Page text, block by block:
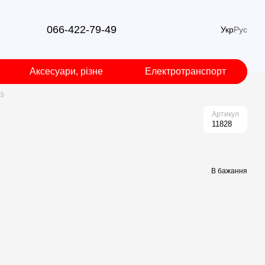
066-422-79-49 УкрРус
Аксесуари, різне Електротранспорт
Артикул
11828
В бажання